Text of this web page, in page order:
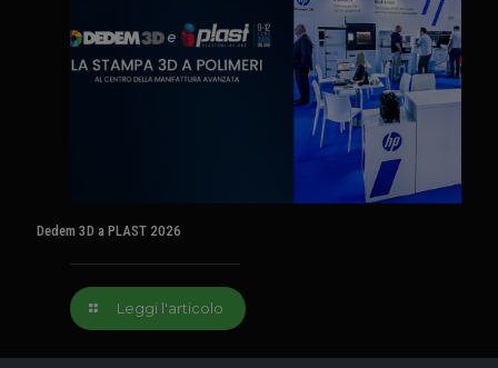
Dedem 3D a PLAST 2026
Leggi l'articolo